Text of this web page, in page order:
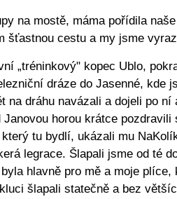
na mostě, máma pořídila naše
šťastnou cestu a my jsme
„tréninkový" kopec Ublo,
dráze do Jasenné, kde
na dráhu navázali a dojeli po ní
horou krátce pozdravili
tu bydlí, ukázali mu
legrace. Šlapali jsme od té
hlavně pro mě a moje plíce,
šlapali statečně a bez